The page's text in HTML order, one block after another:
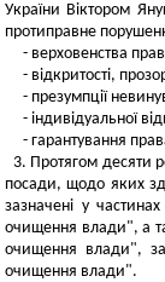
України Віктором
протиправне
- верховенства
- відкритості,
- презумпції
- індивідуальної
- гapaнтування
3. Протягом десяти
посади, щодо яких
зазначені у
очищення влади", а
очищення влади",
очищення влади".